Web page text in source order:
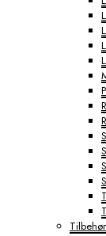
Tilbehør